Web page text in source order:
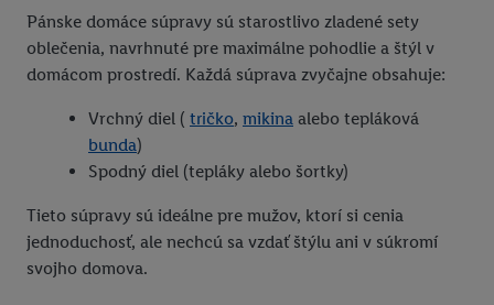
Pánske domáce súpravy sú starostlivo zladené sety
oblečenia, navrhnuté pre maximálne pohodlie a štýl v
domácom prostredí. Každá súprava zvyčajne obsahuje:
Vrchný diel ( tričko, mikina alebo tepláková
bunda)
Spodný diel (tepláky alebo šortky)
Tieto súpravy sú ideálne pre mužov, ktorí si cenia
jednoduchosť, ale nechcú sa vzdať štýlu ani v súkromí
svojho domova.